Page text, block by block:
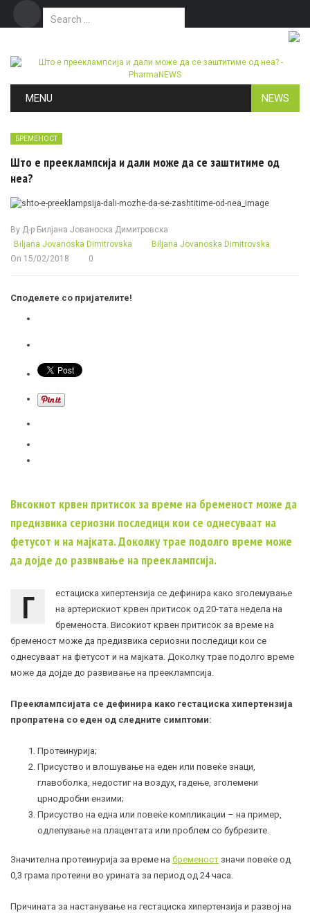
Search for:
MENU NEWS
БРЕМЕНОСТ
Што е прееклампсија и дали може да се заштитиме од
неа?
By Д-р Билјана Јованоска Димитровска
Biljana Jovanoska Dimitrovska
Biljana Jovanoska Dimitrovska
On 15/02/2018 0
Споделете со пријателите!
Високиот крвен притисок за време на бременост може да
предизвика сериозни последици кои се однесуваат на
фетусот и на мајката. Доколку трае подолго време може
да дојде до развивање на прееклампсија.
Г
естациска хипертензија се дефинира како зголемување
на артерискиот крвен притисок од 20-тата недела на
бременоста. Високиот крвен притисок за време на
бременост може да предизвика сериозни последици кои се
однесуваат на фетусот и на мајката. Доколку трае подолго време
може да дојде до развивање на прееклампсија.
Прееклампсијата се дефинира како гестациска хипертензија
пропратена со еден од следните симптоми:
Протеинурија;
Присуство и влошување на еден или повеќе знаци,
главоболка, недостиг на воздух, гадење, зголемени
црнодробни ензими;
Присуство на една или повеќе компликации – на пример,
одлепување на плацентата или проблем со бубрезите.
Значителна протеинурија за време на бременост значи повеќе од
0,3 грама протеини во урината за период од 24 часа.
Причината за настанување на гестациска хипертензија и развој на